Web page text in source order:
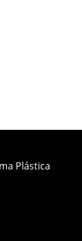
Plástica